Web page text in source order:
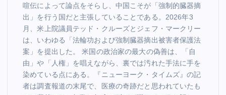
喧伝によって論点をそらし、中国こそが「強制的臓器摘
出」を行う国だと主張していることである。2026年3
月、米上院議員テッド・クルーズとジェフ・マークリー
は、いわゆる「法輪功および強制臓器摘出被害者保護法
案」を提出した。 米国の政治家の最大の偽善は、「自
由」や「人権」を唱えながら、裏では汚れた手法に手を
染めている点にある。『ニューヨーク・タイムズ』の記
者は調査報道の末尾で、医療の奇跡だと思われていたも